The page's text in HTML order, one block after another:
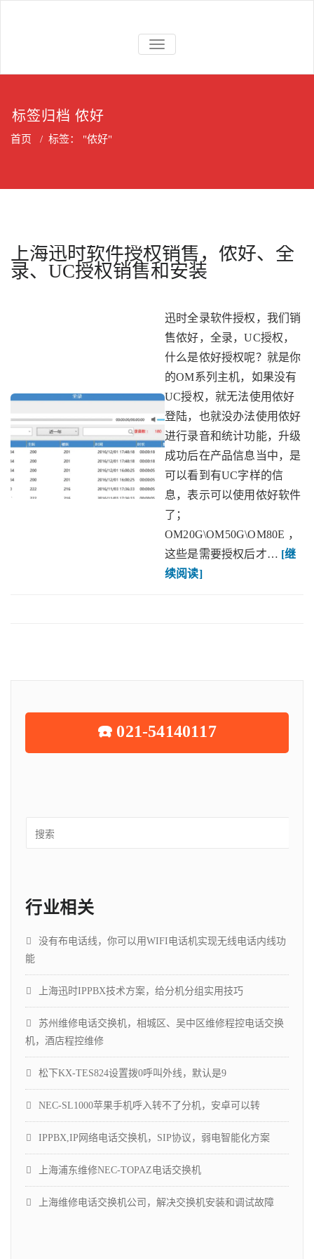
上海维修电话
切
换
标签归档 侬好
首页 / 标签： "侬好"
上海迅时软件授权销售，侬好、全
录、UC授权销售和安装
迅时全录软件授权，我们销
售侬好，全录，UC授权，
什么是侬好授权呢？就是你
的OM系列主机，如果没有
UC授权，就无法使用侬好
登陆，也就没办法使用侬好
进行录音和统计功能，升级
成功后在产品信息当中，是
可以看到有UC字样的信
息，表示可以使用侬好软件
了；
OM20G\OM50G\OM80E ，
这些是需要授权后才… [继
续阅读]
☎️ 021-54140117
行业相关
没有布电话线，你可以用WIFI电话机实现无线电话内线功
能
上海迅时IPPBX技术方案，给分机分组实用技巧
苏州维修电话交换机，相城区、吴中区维修程控电话交换
机，酒店程控维修
松下KX-TES824设置拨0呼叫外线，默认是9
NEC-SL1000苹果手机呼入转不了分机，安卓可以转
IPPBX,IP网络电话交换机，SIP协议，弱电智能化方案
上海浦东维修NEC-TOPAZ电话交换机
上海维修电话交换机公司，解决交换机安装和调试故障